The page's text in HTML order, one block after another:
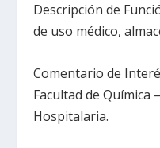
Descripción de
de uso médico,
Comentario de
Facultad de Química
Hospitalaria.